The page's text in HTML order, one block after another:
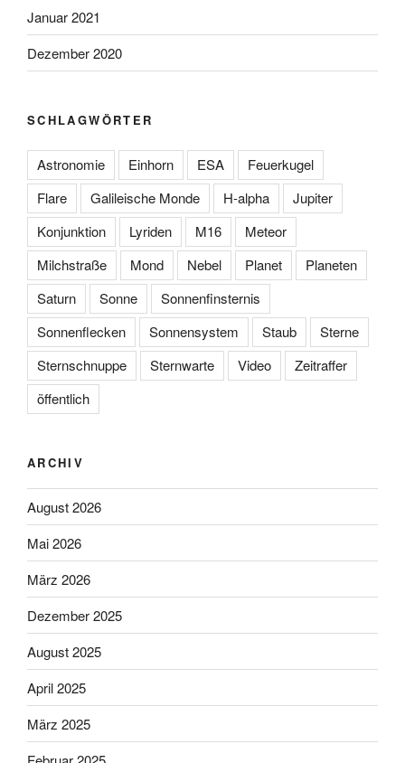
Januar 2021
Dezember 2020
SCHLAGWÖRTER
Astronomie Einhorn ESA
Feuerkugel
Flare
Galileische Monde H-alpha
Jupiter
Konjunktion
Lyriden M16
Meteor
Milchstraße
Mond Nebel Planet
Planeten
Saturn
Sonne
Sonnenfinsternis
Sonnenflecken
Sonnensystem Staub
Sterne
Sternschnuppe
Sternwarte Video
Zeitraffer
öffentlich
ARCHIV
August 2026
Mai 2026
März 2026
Dezember 2025
August 2025
April 2025
März 2025